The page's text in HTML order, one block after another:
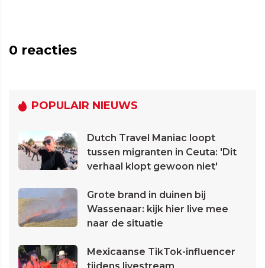
0 reacties
POPULAIR NIEUWS
Dutch Travel Maniac loopt
tussen migranten in Ceuta: 'Dit
verhaal klopt gewoon niet'
Grote brand in duinen bij
Wassenaar: kijk hier live mee
naar de situatie
Mexicaanse TikTok-influencer